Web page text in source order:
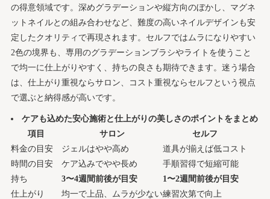
の得意領域です。深めグラデーションや縦方向のぼかし、マグネ
ットネイルとの組み合わせなど、難度の高いネイルデザインも安
定したクオリティで再現されます。セルフではムラになりやすい
2色の境界も、専用のグラデーションブラシやライトを使うこと
で均一に仕上がりやすく、持ちの良さも期待できます。迷う場合
は、仕上がり重視ならサロン、コスト重視ならセルフという視点
で選ぶと納得感が高いです。
ケアも込めた安心施術と仕上がりの美しさのポイントをまとめ
項目
サロン
セルフ
料金の目安
ジェルはやや高め
道具が揃えば低コスト
時間の目安
ケア込みでやや長め
手順習得で短縮可能
持ち
3〜4週間前後が目安
1〜2週間前後が目安
仕上がり
均一で上品、ムラが少ない練習次第で向上